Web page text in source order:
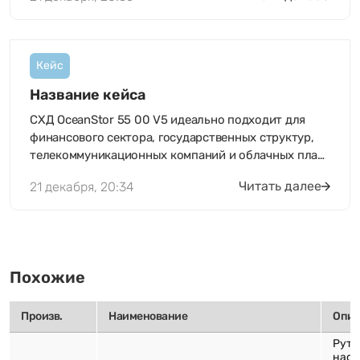
Кейс
Название кейса
СХД OceanStor 55 00 V5 идеально подходит для
финансового сектора, государственных структур,
телекоммуникационных компаний и облачных пла…
21 декабря, 20:34 Читать далее
Похожие
Произв. Наименование